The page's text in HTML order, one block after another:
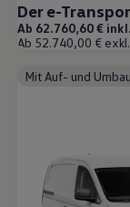
Der e-
Ab 62.760,60 €
Ab 52.740,00 €
Mit Auf- und